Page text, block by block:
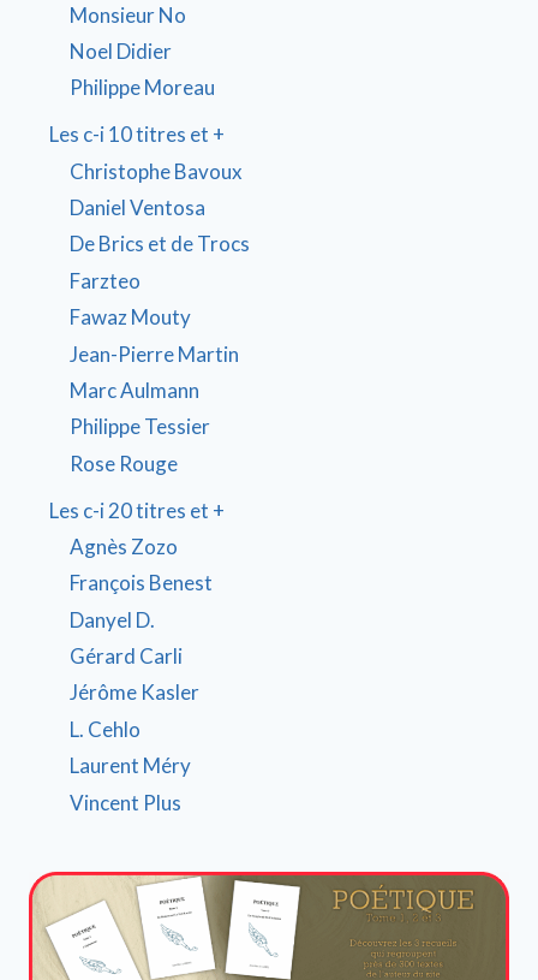
Monsieur No
Noel Didier
Philippe Moreau
Les c-i 10 titres et +
Christophe Bavoux
Daniel Ventosa
De Brics et de Trocs
Farzteo
Fawaz Mouty
Jean-Pierre Martin
Marc Aulmann
Philippe Tessier
Rose Rouge
Les c-i 20 titres et +
Agnès Zozo
François Benest
Danyel D.
Gérard Carli
Jérôme Kasler
L. Cehlo
Laurent Méry
Vincent Plus